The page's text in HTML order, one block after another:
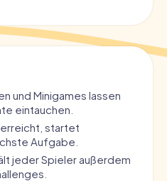
und Minigames lassen
eintauchen.
startet
Aufgabe.
jeder Spieler außerdem